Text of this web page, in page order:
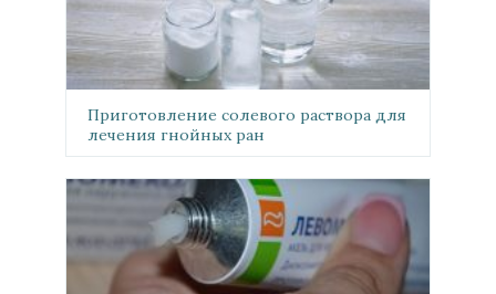
Приготовление солевого раствора для
лечения гнойных ран